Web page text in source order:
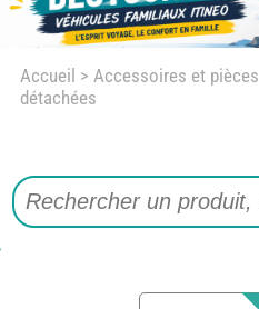
Accueil > Accessoires et pièces
détachées